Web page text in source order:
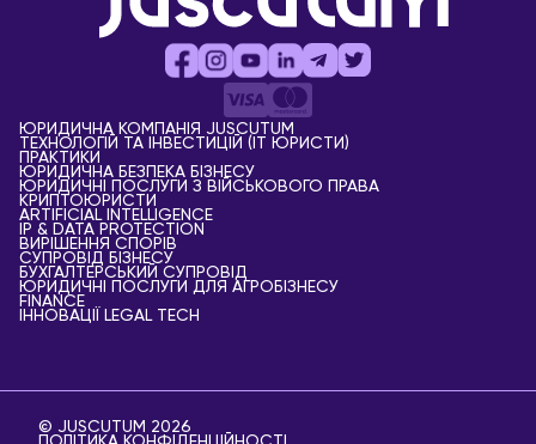
ЮРИДИЧНА КОМПАНІЯ JUSCUTUM
ТЕХНОЛОГІЙ ТА ІНВЕСТИЦІЙ (IT ЮРИСТИ)
ПРАКТИКИ
ЮРИДИЧНА БЕЗПЕКА БІЗНЕСУ
ЮРИДИЧНІ ПОСЛУГИ З ВІЙСЬКОВОГО ПРАВА
КРИПТОЮРИСТИ
АRTIFICIAL ІNTELLIGENCE
IP & DATA PROTECTION
ВИРІШЕННЯ СПОРІВ
СУПРОВІД БІЗНЕСУ
БУХГАЛТЕРСЬКИЙ СУПРОВІД
ЮРИДИЧНІ ПОСЛУГИ ДЛЯ АГРОБІЗНЕСУ
FINANCE
ІННОВАЦІЇ LEGAL TECH
© JUSCUTUM 2026